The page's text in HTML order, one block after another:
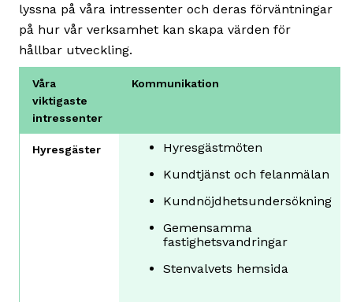
lyssna på våra intressenter och deras förväntningar
på hur vår verksamhet kan skapa värden för
hållbar utveckling.
Våra
viktigaste
intressenter
Kommunikation
Hyresgäster
Hyresgästmöten
Kundtjänst och felanmälan
Kundnöjdhetsundersökning
Gemensamma
fastighetsvandringar
Stenvalvets hemsida